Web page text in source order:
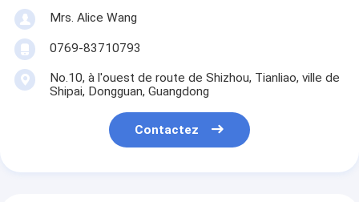
Mrs. Alice Wang
0769-83710793
No.10, à l'ouest de route de Shizhou, Tianliao, ville de
Shipai, Dongguan, Guangdong
Contactez